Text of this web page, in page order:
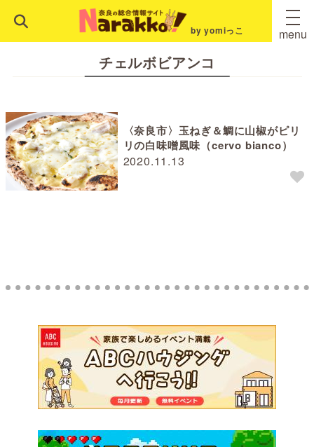
by yomiっこ menu
チェルボビアンコ
2020.11.13
〈奈良市〉玉ねぎ＆鯛に山椒がピリ
リの白味噌風味（cervo bianco）